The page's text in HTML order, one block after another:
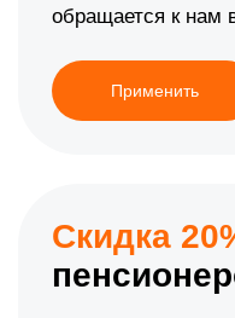
обращается к нам
Применить
Скидка